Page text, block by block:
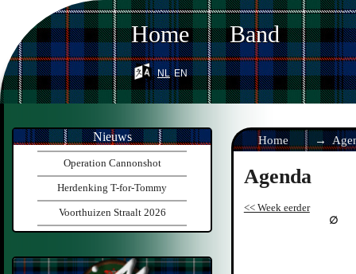
Home Band
nl en
Home
Agenda
<< Week eerder
Nieuws
Operation Cannonshot
Herdenking T-for-Tommy
Voorthuizen Straalt 2026